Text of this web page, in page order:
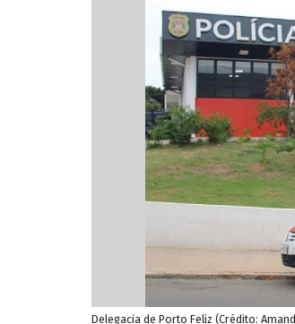
Delegacia de Porto Feliz (Crédito: